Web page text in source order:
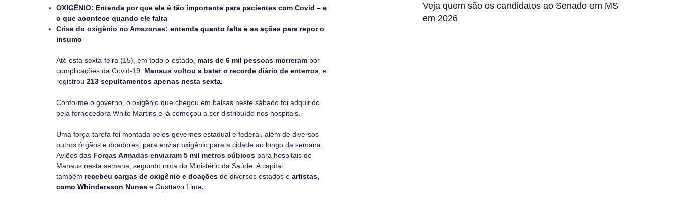
OXIGÊNIO: Entenda por que ele é tão importante para pacientes com Covid – e
o que acontece quando ele falta
Crise do oxigênio no Amazonas: entenda quanto falta e as ações para repor o
insumo
Até esta sexta-feira (15), em todo o estado, mais de 6 mil pessoas morreram por
complicações da Covid-19. Manaus voltou a bater o recorde diário de enterros , e
registrou 213 sepultamentos apenas nesta sexta.
Conforme o governo, o oxigênio que chegou em balsas neste sábado foi adquirido
pela fornecedora White Martins e já começou a ser distribuído nos hospitais.
Uma força-tarefa foi montada pelos governos estadual e federal, além de diversos
outros órgãos e doadores, para enviar oxigênio para a cidade ao longo da semana.
Aviões das Forças Armadas enviaram 5 mil metros cúbicos para hospitais de
Manaus nesta semana, segundo nota do Ministério da Saúde. A capital
também recebeu cargas de oxigênio e doações de diversos estados e artistas,
como Whindersson Nunes e Gusttavo Lima.
Veja quem são os candidatos ao Senado em MS
em 2026